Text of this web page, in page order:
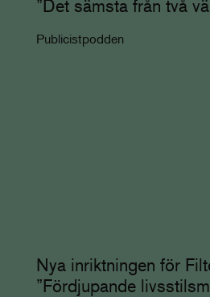
”Det sämsta från två
Publicistpodden
Nya inriktningen för
”Fördjupande